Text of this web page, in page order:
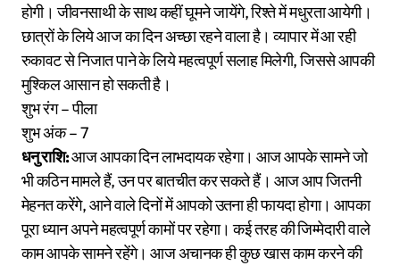
होगी। जीवनसाथी के साथ कहीं घूमने जायेंगे, रिश्ते में मधुरता आयेगी।
छात्रों के लिये आज का दिन अच्छा रहने वाला है। व्यापार में आ रही
रुकावट से निजात पाने के लिये महत्वपूर्ण सलाह मिलेगी, जिससे आपकी
मुश्किल आसान हो सकती है।
शुभ रंग – पीला
शुभ अंक – 7
धनु राशि:आज आपका दिन लाभदायक रहेगा। आज आपके सामने जो
भी कठिन मामले हैं, उन पर बातचीत कर सकते हैं। आज आप जितनी
मेहनत करेंगे, आने वाले दिनों में आपको उतना ही फायदा होगा। आपका
पूरा ध्यान अपने महत्वपूर्ण कामों पर रहेगा। कई तरह की जिम्मेदारी वाले
काम आपके सामने रहेंगे। आज अचानक ही कुछ खास काम करने की